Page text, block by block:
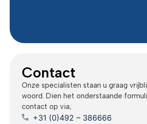
Contact
Onze specialisten staan u graag
woord. Dien het onderstaande
contact op via;
+31 (0)492 – 386666